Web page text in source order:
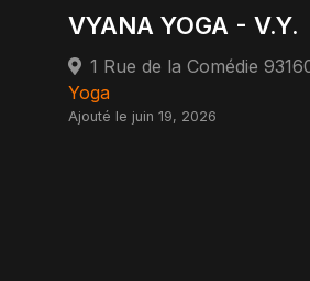
VYANA YOGA - V.Y.
Yoga
Ajouté le juin 19, 2026